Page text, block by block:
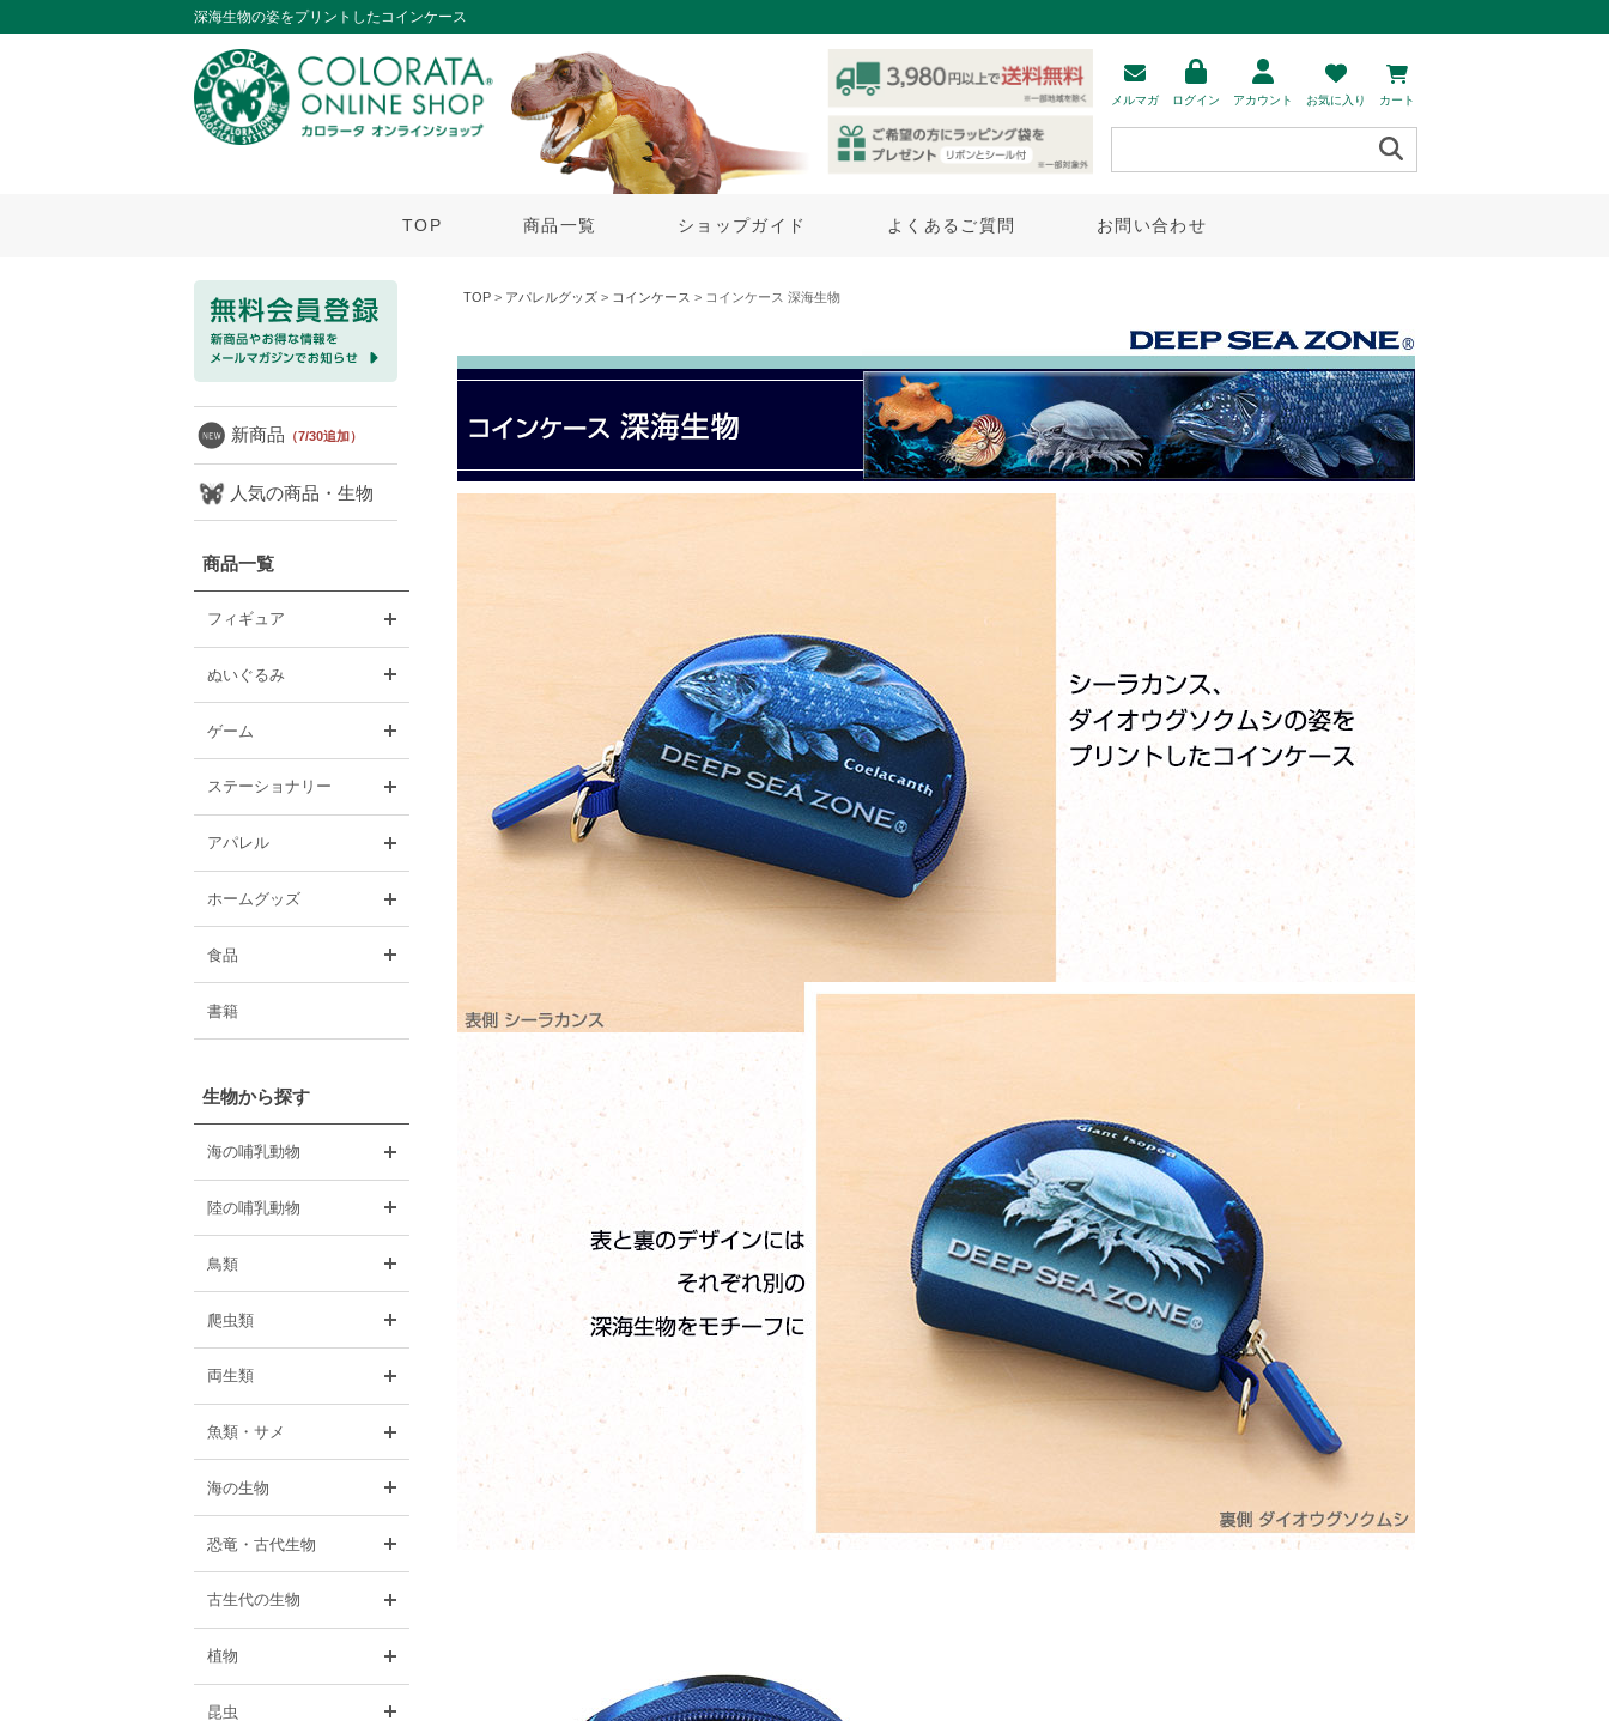
深海生物の姿をプリントしたコインケース
メルマガ ログイン アカウント お気に入り カート
TOP 商品一覧 ショップガイド よくあるご質問 お問い合わせ
新商品 （7/30追加）
人気の商品・生物
商品一覧
フィギュア
ぬいぐるみ
ゲーム
ステーショナリー
アパレル
ホームグッズ
食品
書籍
生物から探す
海の哺乳動物
陸の哺乳動物
鳥類
爬虫類
両生類
魚類・サメ
海の生物
恐竜・古代生物
古生代の生物
植物
昆虫
TOP > アパレルグッズ > コインケース > コインケース 深海生物